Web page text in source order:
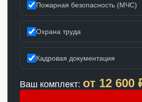
Пожарная безопасность (МЧС)
Охрана труда
Кадровая документация
Ваш комплект: от 12 600